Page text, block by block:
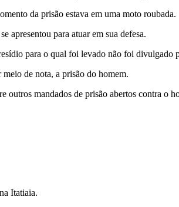
da prisão estava em uma moto roubada.
apresentou para atuar em sua defesa.
para o qual foi levado não foi divulgado
de nota, a prisão do homem.
outros mandados de prisão abertos contra o
Itatiaia.